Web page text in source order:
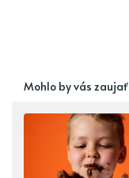
Mohlo by vás zaujať